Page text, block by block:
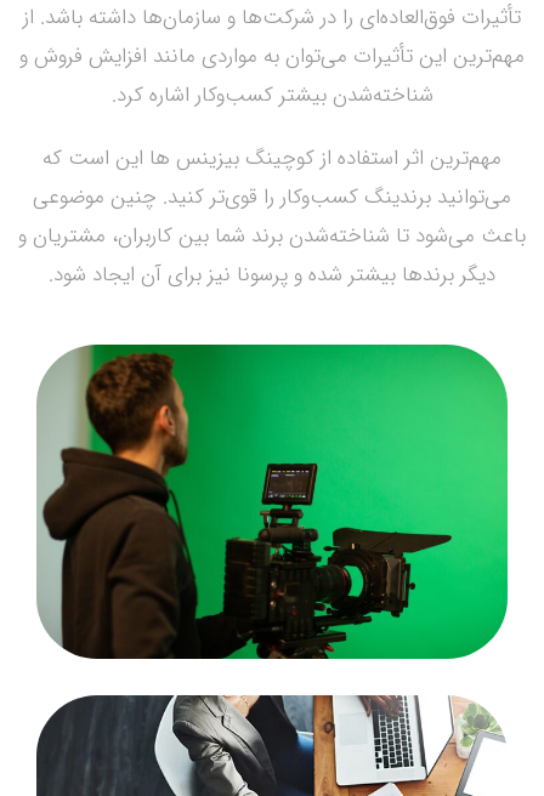
تأثیرات فوق‌العاده‌ای را در شرکت‌ها و سازمان‌ها داشته باشد. از
مهم‌ترین این تأثیرات می‌توان به مواردی مانند افزایش فروش و
شناخته‌شدن بیشتر کسب‌وکار اشاره کرد.
مهم‌ترین اثر استفاده از کوچینگ بیزینس ها این است که
می‌توانید برندینگ کسب‌وکار را قوی‌تر کنید. چنین موضوعی
باعث می‌شود تا شناخته‌شدن برند شما بین کاربران، مشتریان و
دیگر برندها بیشتر شده و پرسونا نیز برای آن ایجاد شود.
کوچ بیزینس های
کوچک